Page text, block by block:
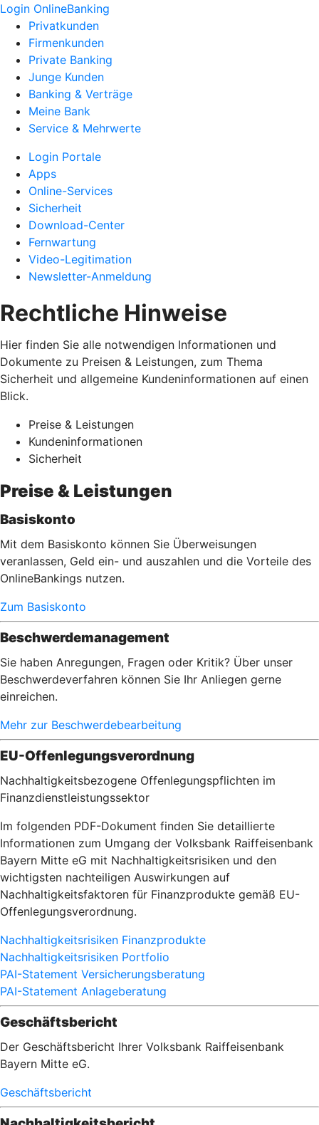
Login OnlineBanking
Privatkunden
Firmenkunden
Private Banking
Junge Kunden
Banking & Verträge
Meine Bank
Service & Mehrwerte
Login Portale
Apps
Online-Services
Sicherheit
Download-Center
Fernwartung
Video-Legitimation
Newsletter-Anmeldung
Rechtliche Hinweise
Hier finden Sie alle notwendigen Informationen und
Dokumente zu Preisen & Leistungen, zum Thema
Sicherheit und allgemeine Kundeninformationen auf einen
Blick.
Preise & Leistungen
Kundeninformationen
Sicherheit
Preise & Leistungen
Basiskonto
Mit dem Basiskonto können Sie Überweisungen
veranlassen, Geld ein- und auszahlen und die Vorteile des
OnlineBankings nutzen.
Zum Basiskonto
Beschwerdemanagement
Sie haben Anregungen, Fragen oder Kritik? Über unser
Beschwerdeverfahren können Sie Ihr Anliegen gerne
einreichen.
Mehr zur Beschwerdebearbeitung
EU-Offenlegungsverordnung
Nachhaltigkeitsbezogene Offenlegungspflichten im
Finanzdienstleistungssektor
Im folgenden PDF-Dokument finden Sie detaillierte
Informationen zum Umgang der Volksbank Raiffeisenbank
Bayern Mitte eG mit Nachhaltigkeitsrisiken und den
wichtigsten nachteiligen Auswirkungen auf
Nachhaltigkeitsfaktoren für Finanzprodukte gemäß EU-
Offenlegungsverordnung.
Nachhaltigkeitsrisiken Finanzprodukte
Nachhaltigkeitsrisiken Portfolio
PAI-Statement Versicherungsberatung
PAI-Statement Anlageberatung
Geschäftsbericht
Der Geschäftsbericht Ihrer Volksbank Raiffeisenbank
Bayern Mitte eG.
Geschäftsbericht